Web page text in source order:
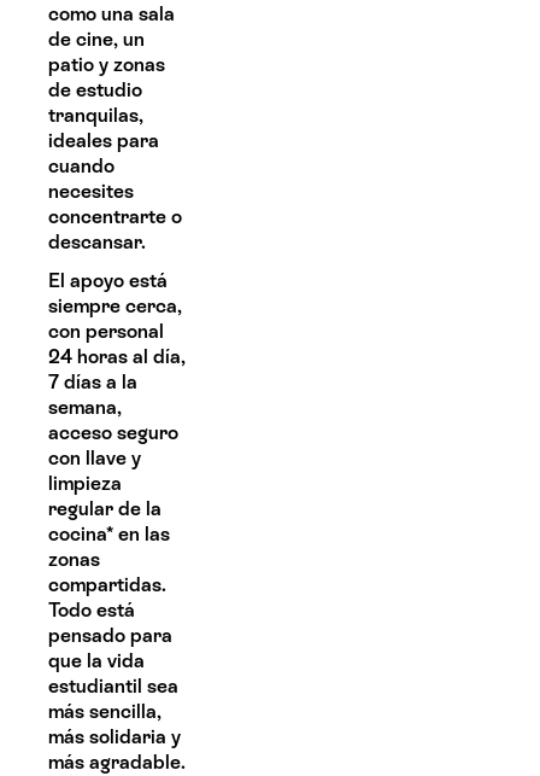
como una sala
de cine, un
patio y zonas
de estudio
tranquilas,
ideales para
cuando
necesites
concentrarte o
descansar.
El apoyo está
siempre cerca,
con personal
24 horas al día,
7 días a la
semana,
acceso seguro
con llave y
limpieza
regular de la
cocina* en las
zonas
compartidas.
Todo está
pensado para
que la vida
estudiantil sea
más sencilla,
más solidaria y
más agradable.